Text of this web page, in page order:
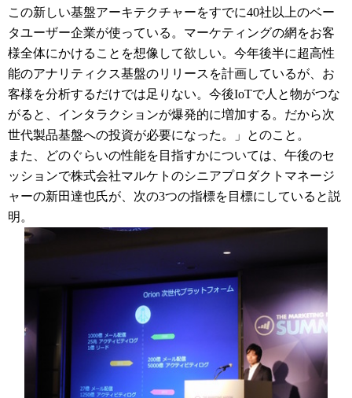
この新しい基盤アーキテクチャーをすでに40社以上のベー
タユーザー企業が使っている。マーケティングの網をお客
様全体にかけることを想像して欲しい。今年後半に超高性
能のアナリティクス基盤のリリースを計画しているが、お
客様を分析するだけでは足りない。今後IoTで人と物がつな
がると、インタラクションが爆発的に増加する。だから次
世代製品基盤への投資が必要になった。」とのこと。
また、どのぐらいの性能を目指すかについては、午後のセ
ッションで株式会社マルケトのシニアプロダクトマネージ
ャーの新田達也氏が、次の3つの指標を目標にしていると説
明。